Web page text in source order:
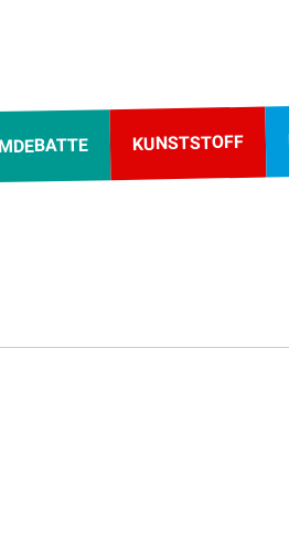
KUNSTSTOFF